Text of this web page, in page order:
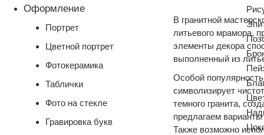
Оформление
Портрет
Цветной портрет
Фотокерамика
Таблички
Фото на стекле
Гравировка букв
В гранитной
литьевого мрамора,
элементы декора
выполненный из
Особой
символизирует
темного гранита,
предлагаем
Также возможно